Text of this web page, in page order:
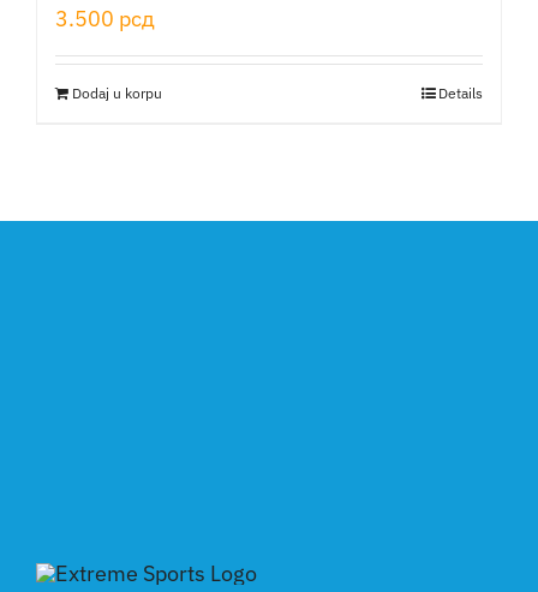
3.500 рсд
Dodaj u korpu Details